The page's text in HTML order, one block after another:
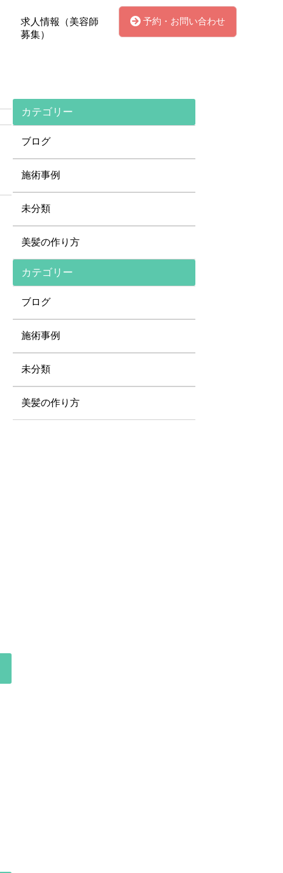
求人情報（美容師
募集）
予約・お問い合わせ
カテゴリー
ブログ
施術事例
未分類
美髪の作り方
カテゴリー
ブログ
施術事例
未分類
美髪の作り方